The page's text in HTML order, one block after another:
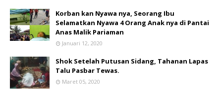
Korban kan Nyawa nya, Seorang Ibu
Selamatkan Nyawa 4 Orang Anak nya di Pantai
Anas Malik Pariaman
Januari 12, 2020
Shok Setelah Putusan Sidang, Tahanan Lapas
Talu Pasbar Tewas.
Maret 05, 2020